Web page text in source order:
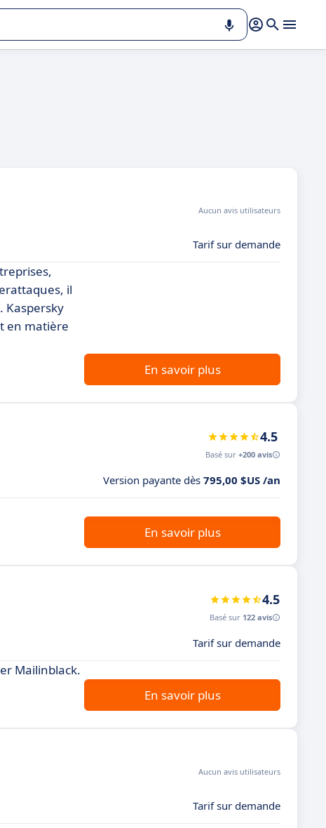
Aucun avis utilisateurs
Tarif sur demande
il
Kaspersky
en matière
En savoir plus
4.5
Basé sur +200 avis
Version payante dès 795,00 $US /an
En savoir plus
4.5
Basé sur 122 avis
Tarif sur demande
Mailinblack.
En savoir plus
Aucun avis utilisateurs
Tarif sur demande